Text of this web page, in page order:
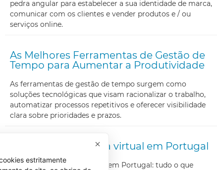
pedra angular para estabelecer a sua identidade de marca,
comunicar com os clientes e vender produtos e / ou
serviços online.
As Melhores Ferramentas de Gestão de
Tempo para Aumentar a Produtividade
As ferramentas de gestão de tempo surgem como
soluções tecnológicas que visam racionalizar o trabalho,
automatizar processos repetitivos e oferecer visibilidade
clara sobre prioridades e prazos.
Como abrir uma loja virtual em Portugal
Como abrir uma loja virtual em Portugal: tudo o que
estritamente